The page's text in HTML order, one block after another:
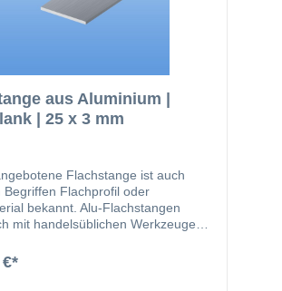
aus Aluminium |
| 25 x 3 mm
Flachstange ist auch
Begriffen Flachprofil oder
bekannt. Alu-Flachstangen
mit handelsüblichen Werkzeugen
in den folgenden
Fensterbau